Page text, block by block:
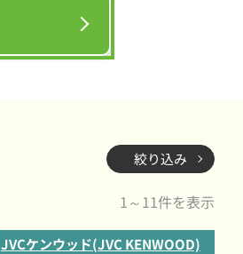
絞り込み
1～11件を表示
JVCケンウッド(JVC KENWOOD)